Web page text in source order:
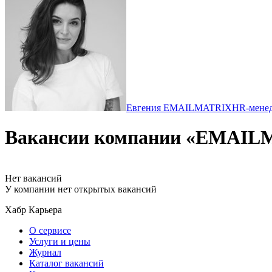
Евгения EMAILMATRIXHR-
Вакансии компании
Нет вакансий
У компании нет открытых вакансий
Хабр Карьера
О сервисе
Услуги и цены
Журнал
Каталог вакансий